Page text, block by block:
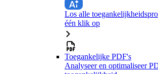
Los alle
één klik op
Toegankelijke PDF's
Analyseer en optimaliseer